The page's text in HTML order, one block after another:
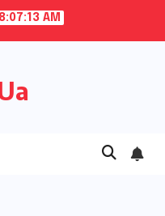
8:07:14 AM